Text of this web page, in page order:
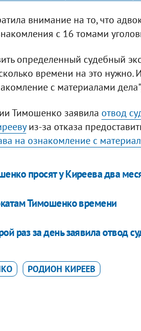
внимание на то, что
с 16 томами
определенный судебный
времени на это нужно.
с материалами
Тимошенко заявила отвод
из-за отказа
на ознакомление с
просят у Киреева два
Тимошенко времени
раз за день заявила отвод
РОДИОН КИРЕЕВ